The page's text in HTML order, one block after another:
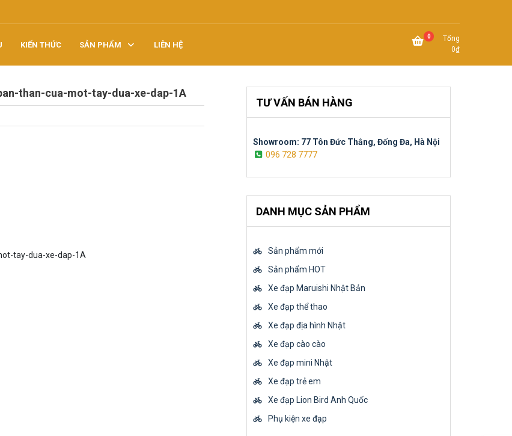
KIẾN THỨC SẢN PHẨM LIÊN HỆ
0
Tổng
0₫
than-cua-mot-tay-dua-xe-dap-1A
tay-dua-xe-dap-1A
TƯ VẤN BÁN HÀNG
Showroom: 77 Tôn Đức Thắng, Đống Đa, Hà Nội
096 728 7777
DANH MỤC SẢN PHẨM
Sản phẩm mới
Sản phẩm HOT
Xe đạp Maruishi Nhật Bản
Xe đạp thể thao
Xe đạp địa hình Nhật
Xe đạp cào cào
Xe đạp mini Nhật
Xe đạp trẻ em
Xe đạp Lion Bird Anh Quốc
Phụ kiện xe đạp